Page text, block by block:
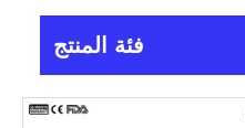
فئة المنتج